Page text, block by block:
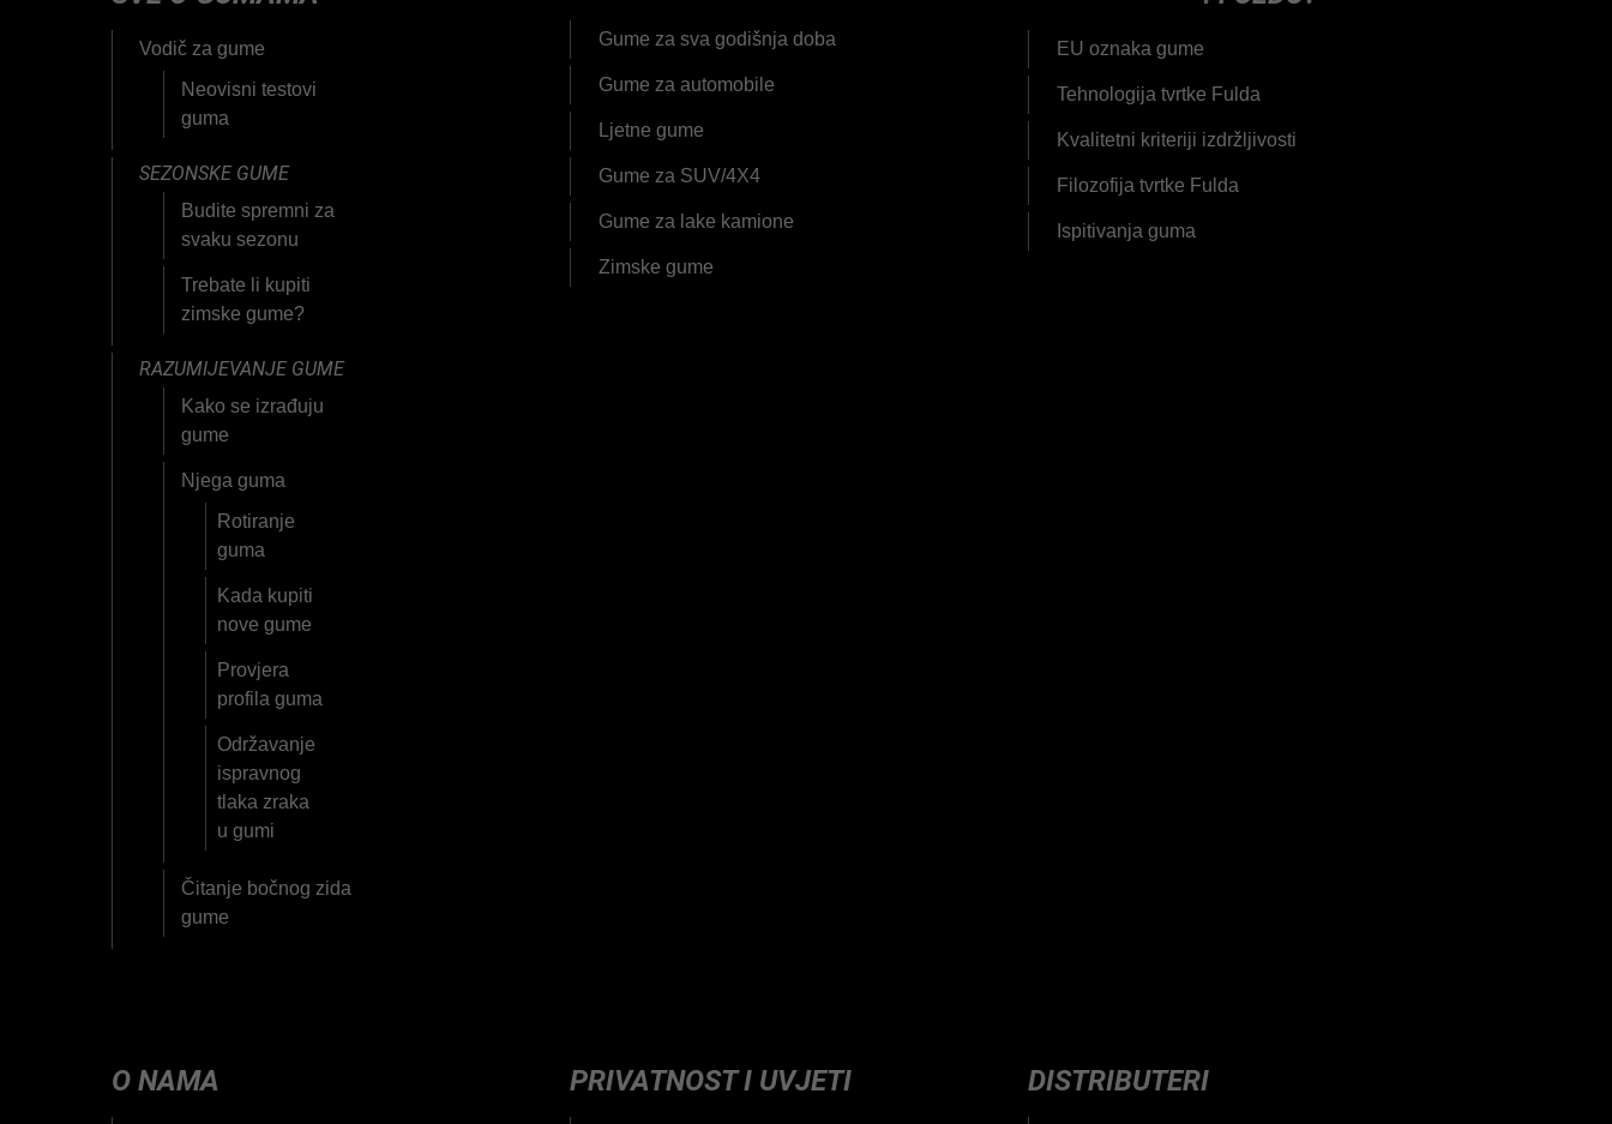
Vodič za gume
Neovisni testovi
guma
SEZONSKE GUME
Budite spremni za
svaku sezonu
Trebate li kupiti
zimske gume?
RAZUMIJEVANJE GUME
Kako se izrađuju
gume
Njega guma
Rotiranje
guma
Kada kupiti
nove gume
Provjera
profila guma
Održavanje
ispravnog
tlaka zraka
u gumi
Čitanje bočnog zida
gume
Gume za sva godišnja doba
Gume za automobile
Ljetne gume
Gume za SUV/4X4
Gume za lake kamione
Zimske gume
EU oznaka gume
Tehnologija tvrtke Fulda
Kvalitetni kriteriji izdržljivosti
Filozofija tvrtke Fulda
Ispitivanja guma
O NAMA PRIVATNOST I UVJETI DISTRIBUTERI